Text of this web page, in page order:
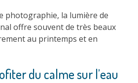
photographie, la lumière de
offre souvent de très beaux
au printemps et en
du calme sur l’eau